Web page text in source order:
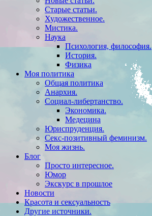
Старые статьи.
Художественное.
Мистика.
Наука
Психология, философия.
История.
Физика
Моя политика
Общая политика
Анархия.
Социал-либертанство.
Экономика.
Медецина
Юриспруденция.
Секс-позитивный феминизм.
Моя жизнь.
Блог
Просто интересное.
Юмор
Экскурс в прошлое
Новости
Красота и сексуальность
Другие источники.